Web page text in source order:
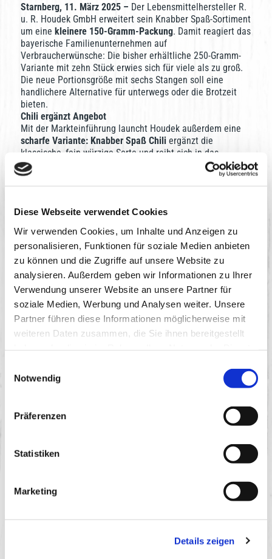
Diese Webseite verwendet Cookies
Wir verwenden Cookies, um Inhalte und Anzeigen zu
personalisieren, Funktionen für soziale Medien anbieten
zu können und die Zugriffe auf unsere Website zu
analysieren. Außerdem geben wir Informationen zu Ihrer
Verwendung unserer Website an unsere Partner für
soziale Medien, Werbung und Analysen weiter. Unsere
Partner führen diese Informationen möglicherweise mit
weiteren Daten zusammen, die Sie ihnen bereitgestellt
Notwendig
Präferenzen
Statistiken
Marketing
Details zeigen
Starnberg, 11. März 2025 – Der Lebensmittelhersteller R.
u. R. Houdek GmbH erweitert sein Knabber Spaß-Sortiment
um eine kleinere 150-Gramm-Packung. Damit reagiert das
bayerische Familienunternehmen auf
Verbraucherwünsche: Die bisher erhältliche 250-Gramm-
Variante mit zehn Stück erwies sich für viele als zu groß.
Die neue Portionsgröße mit sechs Stangen soll eine
handlichere Alternative für unterwegs oder die Brotzeit
bieten.
Chili ergänzt Angebot
Mit der Markteinführung launcht Houdek außerdem eine
scharfe Variante: Knabber Spaß Chili ergänzt die
klassische, fein-würzige Sorte und reiht sich in das
bestehende Angebot an Chili-Produkten ein.
Frischer Look für mehr Aufmerksamkeit
Auch optisch gibt es ein Update: DasVerpackungsdesign
Snack-Charakter. Eine modernisierte Typografie und
frische Gestaltungselemente sorgen für eine höhere
Sichtbarkeit am Point of Sale. Um die Produkte optimal in
Szene zu setzen, stellt Houdek dem Handel zum
Verkaufsstart zudemaufmerksamkeitsstarke Displays
Verfügung.
Bestellungensindab sofortmöglich, die unverbindliche
Preisempfehlung liegt bei 2,99 Euro.
Auf einen Blick
Verfügbar: ab April 2025
POS-Material: Aktionsdisplays (Inhalt: 35 Stück, 20x
Klassik, 15x Chili), Regalkarton: 6 Stück pro Einheit
Vertriebsschienen: Lebensmitteleinzelhandel
LEH-Aktionen
Display